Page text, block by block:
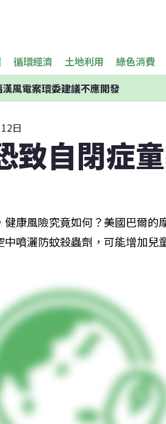
循環經濟 土地利用 綠色消費
風電案環委建議不應開發
日
致自閉症
健康風險究竟如何？美國巴爾
噴灑防蚊殺蟲劑，可能增加兒